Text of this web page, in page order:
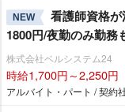
NEW
看護師資格
1800円/夜勤のみ勤務
株式会社ベルシステム24
時給1,700円～2,250円
アルバイト・パート / 契約